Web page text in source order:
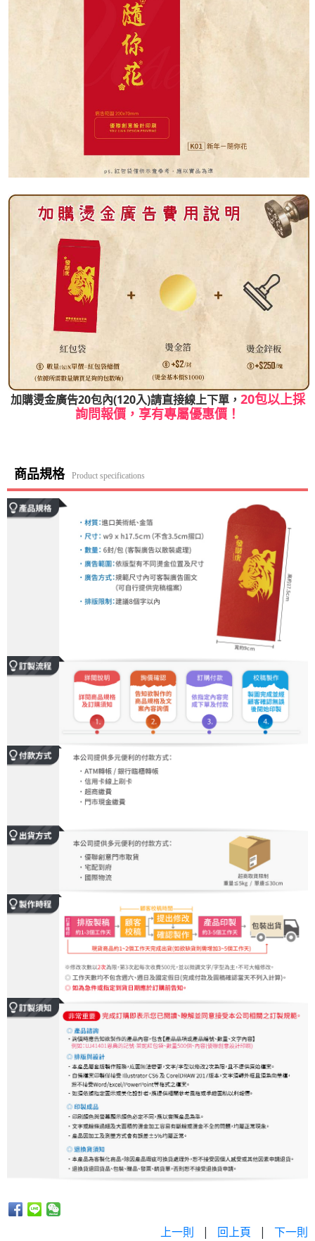
加購燙金廣告20包內(120入)請直接線上下單， 20包以上採
詢問報價，享有專屬優惠價！
商品規格 Product specifications
上一則 | 回上頁 | 下一則